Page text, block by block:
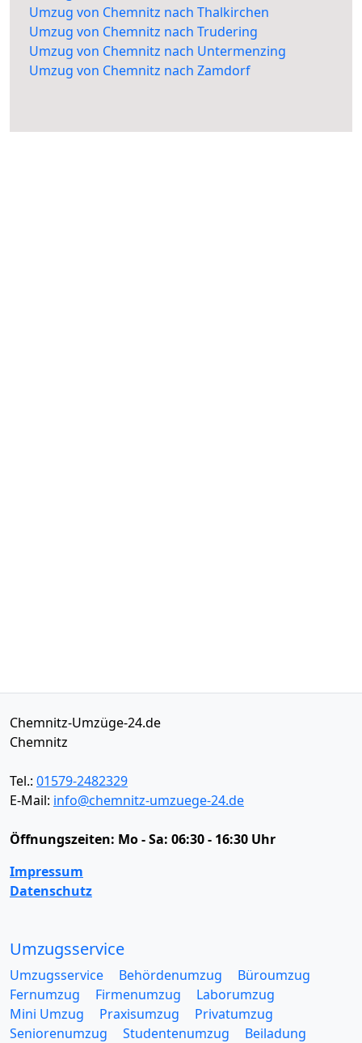
Umzug von Chemnitz nach Thalkirchen
Umzug von Chemnitz nach Trudering
Umzug von Chemnitz nach Untermenzing
Umzug von Chemnitz nach Zamdorf
Chemnitz-Umzüge-24.de
Chemnitz
Tel.: 01579-2482329
E-Mail: info@chemnitz-umzuege-24.de
Öffnungszeiten: Mo - Sa: 06:30 - 16:30 Uhr
Impressum
Datenschutz
Umzugsservice
Umzugsservice Behördenumzug
Büroumzug
Fernumzug
Firmenumzug
Laborumzug
Mini Umzug
Praxisumzug
Privatumzug
Seniorenumzug
Studentenumzug
Beiladung